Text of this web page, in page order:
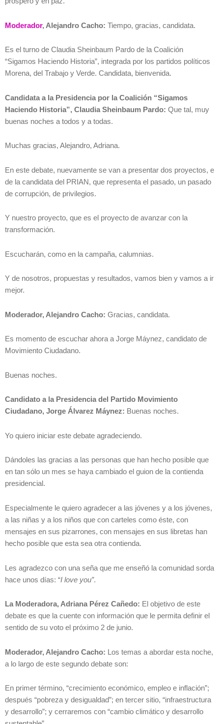
Moderador, Alejandro Cacho: Tiempo, gracias, candidata.
Es el turno de Claudia Sheinbaum Pardo de la Coalición
“Sigamos Haciendo Historia”, integrada por los partidos políticos
Morena, del Trabajo y Verde. Candidata, bienvenida.
Candidata a la Presidencia por la Coalición “Sigamos
Haciendo Historia”, Claudia Sheinbaum Pardo: Que tal, muy
buenas noches a todos y a todas.
Muchas gracias, Alejandro, Adriana.
En este debate, nuevamente se van a presentar dos proyectos, e
de la candidata del PRIAN, que representa el pasado, un pasado
de corrupción, de privilegios.
Y nuestro proyecto, que es el proyecto de avanzar con la
transformación.
Escucharán, como en la campaña, calumnias.
Y de nosotros, propuestas y resultados, vamos bien y vamos a ir
mejor.
Moderador, Alejandro Cacho: Gracias, candidata.
Es momento de escuchar ahora a Jorge Máynez, candidato de
Movimiento Ciudadano.
Buenas noches.
Candidato a la Presidencia del Partido Movimiento
Ciudadano, Jorge Álvarez Máynez: Buenas noches.
Yo quiero iniciar este debate agradeciendo.
Dándoles las gracias a las personas que han hecho posible que
en tan sólo un mes se haya cambiado el guion de la contienda
presidencial.
Especialmente le quiero agradecer a las jóvenes y a los jóvenes,
a las niñas y a los niños que con carteles como éste, con
mensajes en sus pizarrones, con mensajes en sus libretas han
hecho posible que esta sea otra contienda.
Les agradezco con una seña que me enseñó la comunidad sorda
hace unos días: “I love you”.
La Moderadora, Adriana Pérez Cañedo: El objetivo de este
debate es que la cuente con información que le permita definir el
sentido de su voto el próximo 2 de junio.
Moderador, Alejandro Cacho: Los temas a abordar esta noche,
a lo largo de este segundo debate son:
En primer término, “crecimiento económico, empleo e inflación”;
después “pobreza y desigualdad”; en tercer sitio, “infraestructura
y desarrollo”; y cerraremos con “cambio climático y desarrollo